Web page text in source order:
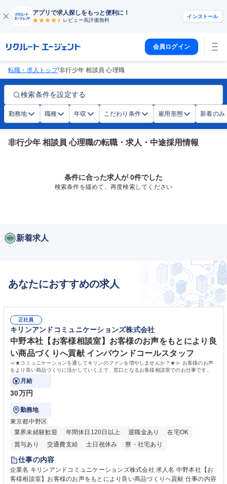
アプリで求人探しをもっと便利に！
レビュー高評価無料
インストール
会員ログイン
転職・求人トップ/非行少年 相談員 心理職
検索条件を設定する
勤務地 職種 年収 こだわり条件 雇用形態 新着のみ
非行少年 相談員 心理職の転職・求人・中途採用情報
条件に合った求人が 0件でした
検索条件を緩めて、再度検索してください
新着求人
あなたにおすすめの求人
正社員
キリンアンドコミュニケーションズ株式会社
中野本社【お客様相談室】お客様のお声をもとにより良
い商品づくりへ貢献 インバウンドコールスタッフ
≪★コミュニケーションを通してキリンのファンを増やしませんか？★≫ お客様のお声
をより良い商品づくりに活かしていく上で、窓口となるお客様相談室でのお仕事です。
月給
30万円
勤務地
東京都中野区
業界未経験歓迎
年間休日120日以上 退職金あり
在宅OK
賞与あり
交通費支給 土日祝休み 寮・社宅あり
仕事の内容
企業名 キリンアンドコミュニケーションズ株式会社 求人名 中野本社【お
客様相談室】お客様のお声をもとにより良い商品づくりへ貢献 仕事の内容